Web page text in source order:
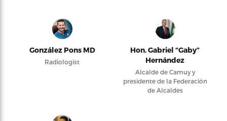
González Pons MD
Radiologist
Hon. Gabriel “Gaby”
Hernández
Alcalde de Camuy y
presidente de la Federación
de Alcaldes